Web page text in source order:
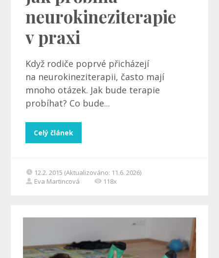
neurokineziterapie
v praxi
Když rodiče poprvé přicházejí
na neurokineziterapii, často mají
mnoho otázek. Jak bude terapie
probíhat? Co bude...
Celý článek
12.2. 2015 (Aktualizováno: 11.6. 2026)
Eva Martincová
118x